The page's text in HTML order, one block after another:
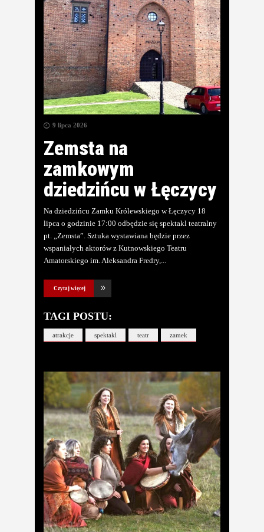
9 lipca 2026
Zemsta na
zamkowym
dziedzińcu w Łęczycy
Na dziedzińcu Zamku Królewskiego w Łęczycy 18
lipca o godzinie 17:00 odbędzie się spektakl teatralny
pt. „Zemsta”. Sztuka wystawiana będzie przez
wspaniałych aktorów z Kutnowskiego Teatru
Amatorskiego im. Aleksandra Fredry,
Czytaj więcej
TAGI POSTU:
atrakcje spektakl teatr zamek